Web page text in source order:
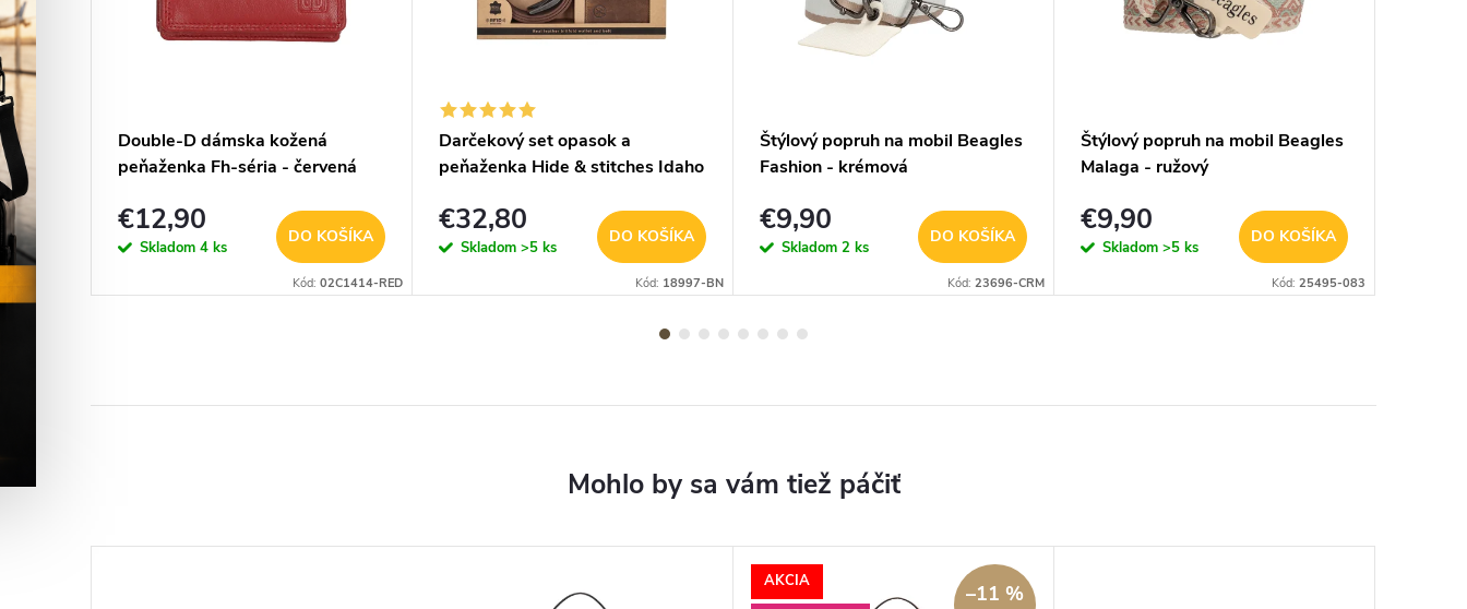
Double-D dámska kožená
peňaženka Fh-séria - červená
€12,90
Skladom 4 ks
DO KOŠÍKA
Kód: 02C1414-RED
Darčekový set opasok a
peňaženka Hide & stitches Idaho
€32,80
Skladom >5 ks
DO KOŠÍKA
Kód: 18997-BN
Štýlový popruh na mobil Beagles
Fashion - krémová
€9,90
Skladom 2 ks
DO KOŠÍKA
Kód: 23696-CRM
Štýlový popruh na mobil Beagles
Malaga - ružový
€9,90
Skladom >5 ks
DO KOŠÍKA
Kód: 25495-083
AKCIA
–11 %